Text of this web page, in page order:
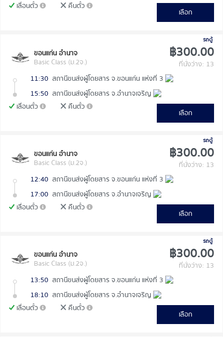
เลื่อนตั๋ว
คืนตั๋ว
เลือก
รถตู้
ขอนแก่น อำนาจ
Basic Class (ม.2จ.)
฿300.00
ที่นั่งว่าง: 13
11:30 สถานีขนส่งผู้โดยสาร จ.ขอนแก่น แห่งที่ 3
15:50 สถานีขนส่งผู้โดยสาร จ.อำนาจเจริญ
เลื่อนตั๋ว
คืนตั๋ว
เลือก
รถตู้
ขอนแก่น อำนาจ
Basic Class (ม.2จ.)
฿300.00
ที่นั่งว่าง: 13
12:40 สถานีขนส่งผู้โดยสาร จ.ขอนแก่น แห่งที่ 3
17:00 สถานีขนส่งผู้โดยสาร จ.อำนาจเจริญ
เลื่อนตั๋ว
คืนตั๋ว
เลือก
รถตู้
ขอนแก่น อำนาจ
Basic Class (ม.2จ.)
฿300.00
ที่นั่งว่าง: 13
13:50 สถานีขนส่งผู้โดยสาร จ.ขอนแก่น แห่งที่ 3
18:10 สถานีขนส่งผู้โดยสาร จ.อำนาจเจริญ
เลื่อนตั๋ว
คืนตั๋ว
เลือก